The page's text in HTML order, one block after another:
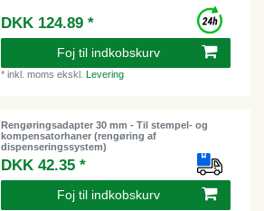
DKK 124.89 *
Foj til indkobskurv
*inkl. moms ekskl.Levering
Rengøringsadapter 30 mm - Til stempel- og
kompensatorhaner (rengøring af
dispenseringssystem)
DKK 42.35 *
Foj til indkobskurv